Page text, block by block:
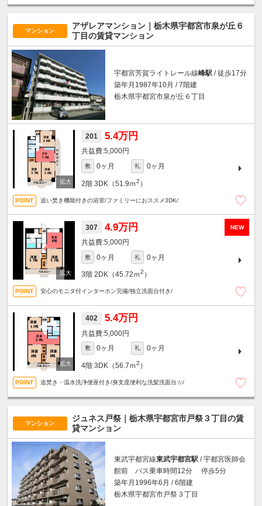
マンション
アザレアマンション｜栃木県宇都宮市泉が丘６
丁目の賃貸マンション
宇都宮芳賀ライトレール線峰駅 / 徒歩17分
築年月1987年10月 / 7階建
栃木県宇都宮市泉が丘６丁目
201 5.4万円
5,000円
敷 0ヶ月 礼 0ヶ月
2階 3DK（51.9ｍ2 ）
追い焚き機能付きの浴室/ファミリーにおススメ3DK/
NEW
307 4.9万円
5,000円
敷 0ヶ月 礼 0ヶ月
3階 2DK（45.72ｍ2 ）
安心のモニタ付インターホン完備/独立洗面台付き/
402 5.4万円
5,000円
敷 0ヶ月 礼 0ヶ月
4階 3DK（56.7ｍ2 ）
追焚き・温水洗浄便座付き/身支度便利な洗髪洗面台☆/
マンション
ジュネス戸祭｜栃木県宇都宮市戸祭３丁目の賃
貸マンション
東武宇都宮線東武宇都宮駅 / 宇都宮医師会
館前 バス乗車時間12分 停歩5分
築年月1996年6月 / 6階建
栃木県宇都宮市戸祭３丁目